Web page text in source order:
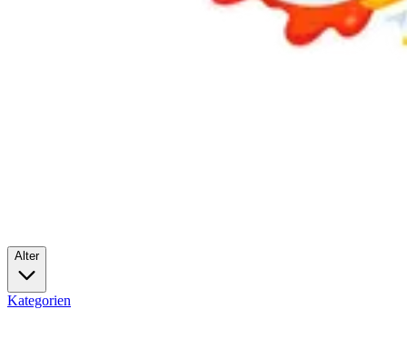
Alter
Kategorien